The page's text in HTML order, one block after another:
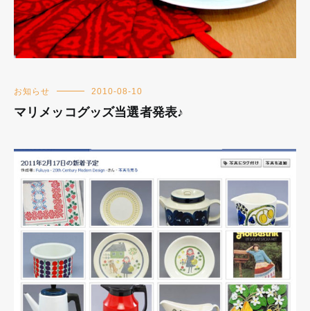
お知らせ 2010-08-10
マリメッコグッズ当選者発表♪